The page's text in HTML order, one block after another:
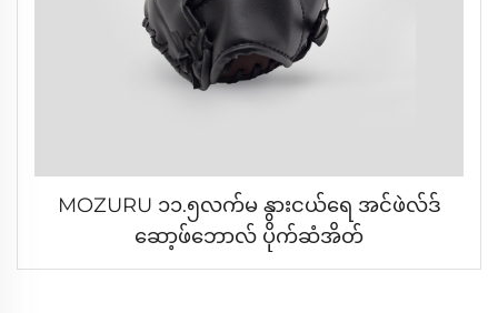
MOZURU ၁၁.၅လက်မ နွားငယ်ရေ အင်ဖဲလ်ဒ်
ဆော့ဖ်ဘောလ် ပိုက်ဆံအိတ်